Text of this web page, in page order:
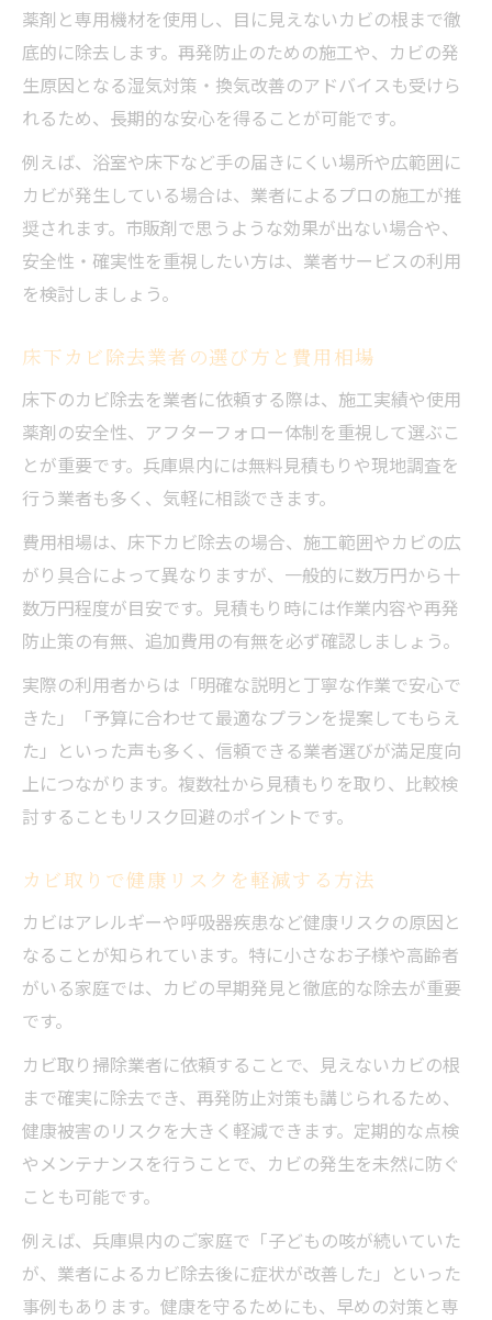
薬剤と専用機材を使用し、目に見えないカビの根まで徹
底的に除去します。再発防止のための施工や、カビの発
生原因となる湿気対策・換気改善のアドバイスも受けら
れるため、長期的な安心を得ることが可能です。
例えば、浴室や床下など手の届きにくい場所や広範囲に
カビが発生している場合は、業者によるプロの施工が推
奨されます。市販剤で思うような効果が出ない場合や、
安全性・確実性を重視したい方は、業者サービスの利用
を検討しましょう。
床下カビ除去業者の選び方と費用相場
床下のカビ除去を業者に依頼する際は、施工実績や使用
薬剤の安全性、アフターフォロー体制を重視して選ぶこ
とが重要です。兵庫県内には無料見積もりや現地調査を
行う業者も多く、気軽に相談できます。
費用相場は、床下カビ除去の場合、施工範囲やカビの広
がり具合によって異なりますが、一般的に数万円から十
数万円程度が目安です。見積もり時には作業内容や再発
防止策の有無、追加費用の有無を必ず確認しましょう。
実際の利用者からは「明確な説明と丁寧な作業で安心で
きた」「予算に合わせて最適なプランを提案してもらえ
た」といった声も多く、信頼できる業者選びが満足度向
上につながります。複数社から見積もりを取り、比較検
討することもリスク回避のポイントです。
カビ取りで健康リスクを軽減する方法
カビはアレルギーや呼吸器疾患など健康リスクの原因と
なることが知られています。特に小さなお子様や高齢者
がいる家庭では、カビの早期発見と徹底的な除去が重要
です。
カビ取り掃除業者に依頼することで、見えないカビの根
まで確実に除去でき、再発防止対策も講じられるため、
健康被害のリスクを大きく軽減できます。定期的な点検
やメンテナンスを行うことで、カビの発生を未然に防ぐ
ことも可能です。
例えば、兵庫県内のご家庭で「子どもの咳が続いていた
が、業者によるカビ除去後に症状が改善した」といった
事例もあります。健康を守るためにも、早めの対策と専